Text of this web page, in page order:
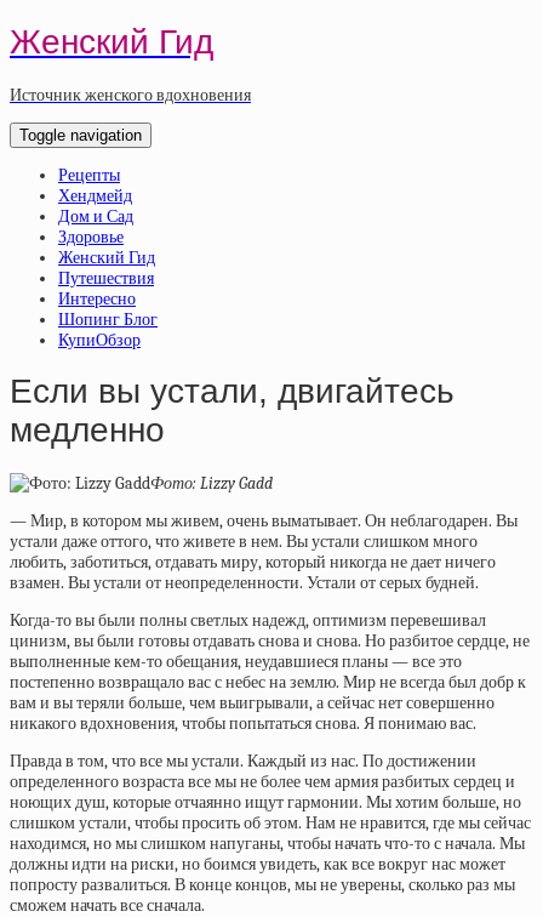
Женский Гид
Источник женского вдохновения
Toggle navigation
Рецепты
Хендмейд
Дом и Сад
Здоровье
Женский Гид
Путешествия
Интересно
Шопинг Блог
КупиОбзор
Если вы устали, двигайтесь
медленно
Фото: Lizzy Gadd
— Мир, в котором мы живем, очень выматывает. Он неблагодарен. Вы
устали даже оттого, что живете в нем. Вы устали слишком много
любить, заботиться, отдавать миру, который никогда не дает ничего
взамен. Вы устали от неопределенности. Устали от серых будней.
Когда-то вы были полны светлых надежд, оптимизм перевешивал
цинизм, вы были готовы отдавать снова и снова. Но разбитое сердце, не
выполненные кем-то обещания, неудавшиеся планы — все это
постепенно возвращало вас с небес на землю. Мир не всегда был добр к
вам и вы теряли больше, чем выигрывали, а сейчас нет совершенно
никакого вдохновения, чтобы попытаться снова. Я понимаю вас.
Правда в том, что все мы устали. Каждый из нас. По достижении
определенного возраста все мы не более чем армия разбитых сердец и
ноющих душ, которые отчаянно ищут гармонии. Мы хотим больше, но
слишком устали, чтобы просить об этом. Нам не нравится, где мы сейчас
находимся, но мы слишком напуганы, чтобы начать что-то с начала. Мы
должны идти на риски, но боимся увидеть, как все вокруг нас может
попросту развалиться. В конце концов, мы не уверены, сколько раз мы
сможем начать все сначала.